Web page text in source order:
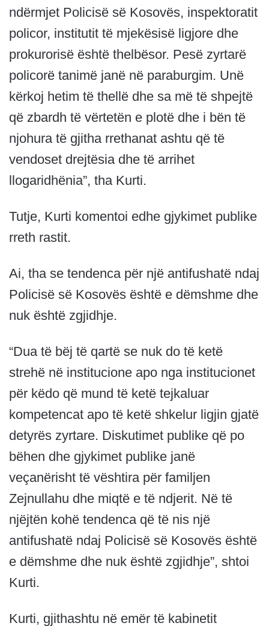
ndërmjet Policisë së Kosovës, inspektoratit
policor, institutit të mjekësisë ligjore dhe
prokurorisë është thelbësor. Pesë zyrtarë
policorë tanimë janë në paraburgim. Unë
kërkoj hetim të thellë dhe sa më të shpejtë
që zbardh të vërtetën e plotë dhe i bën të
njohura të gjitha rrethanat ashtu që të
vendoset drejtësia dhe të arrihet
llogaridhënia”, tha Kurti.
Tutje, Kurti komentoi edhe gjykimet publike
rreth rastit.
Ai, tha se tendenca për një antifushatë ndaj
Policisë së Kosovës është e dëmshme dhe
nuk është zgjidhje.
“Dua të bëj të qartë se nuk do të ketë
strehë në institucione apo nga institucionet
për këdo që mund të ketë tejkaluar
kompetencat apo të ketë shkelur ligjin gjatë
detyrës zyrtare. Diskutimet publike që po
bëhen dhe gjykimet publike janë
veçanërisht të vështira për familjen
Zejnullahu dhe miqtë e të ndjerit. Në të
njëjtën kohë tendenca që të nis një
antifushatë ndaj Policisë së Kosovës është
e dëmshme dhe nuk është zgjidhje”, shtoi
Kurti.
Kurti, gjithashtu në emër të kabinetit